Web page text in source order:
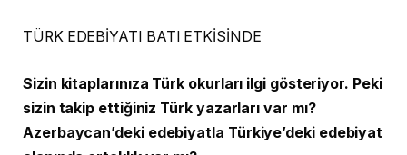
TÜRK EDEBİYATI BATI ETKİSİNDE
Sizin kitaplarınıza Türk okurları ilgi gösteriyor. Peki
sizin takip ettiğiniz Türk yazarları var mı?
Azerbaycan’deki edebiyatla Türkiye’deki edebiyat